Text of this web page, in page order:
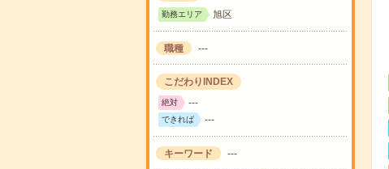
勤務エリア 旭区
職種 ---
こだわりINDEX
絶対 ---
できれば ---
キーワード ---